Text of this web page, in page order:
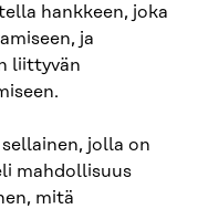
hankkeen, joka
ja
liittyvän
jolla on
mahdollisuus
mitä